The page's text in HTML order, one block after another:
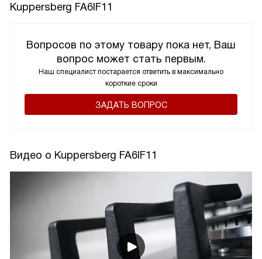
Kuppersberg FA6IF11
Вопросов по этому товару пока нет, Ваш
вопрос может стать первым.
Наш специалист постарается ответить в максимально
короткие сроки
ЗАДАТЬ ВОПРОС
Видео о Kuppersberg FA6IF11